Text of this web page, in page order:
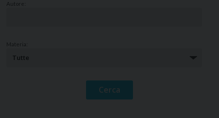
Autore:
Materia: